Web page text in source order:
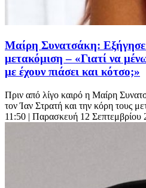
Μαίρη Συνατσάκη: Εξήγησε
μετακόμιση – «Γιατί να
με έχουν πιάσει και κότσο;»
Πριν από λίγο καιρό η Μαίρη
τον Ίαν Στρατή και την κόρη τους
11:50 | Παρασκευή 12 Σεπτεμβρίου